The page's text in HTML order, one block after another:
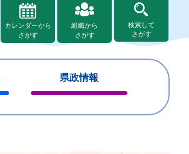
カレンダーから
さがす
組織から
さがす
検索して
さがす
県政情報
じ